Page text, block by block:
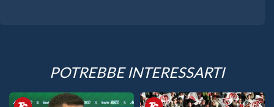
POTREBBE INTERESSARTI